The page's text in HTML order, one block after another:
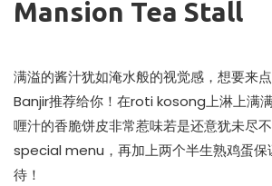
Mansion Tea Stall
满溢的酱汁犹如淹水般的视觉感，想要来
Banjir推荐给你！在roti kosong上淋上满
喱汁的香脆饼皮非常惹味若是还意犹未尽
special menu，再加上两个半生熟鸡蛋保
待！